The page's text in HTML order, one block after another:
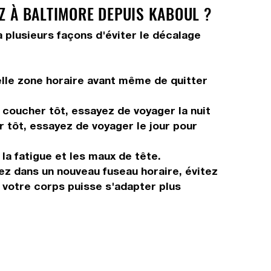
À BALTIMORE DEPUIS KABOUL ?
plusieurs façons d'éviter le décalage
zone horaire avant même de quitter
tôt, essayez de voyager la nuit
tôt, essayez de voyager le jour pour
fatigue et les maux de tête.
dans un nouveau fuseau horaire, évitez
corps puisse s'adapter plus